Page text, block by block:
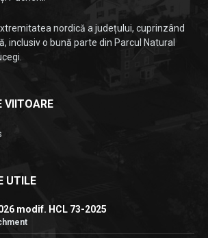
nordică a județului, cuprinzând
inclusiv o bună parte din Parcul Natural
VIITOARE
UTILE
modif. HCL 73-2025